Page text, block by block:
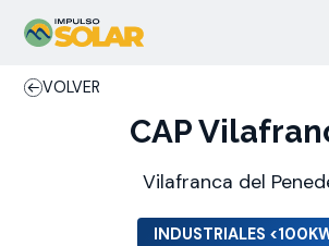
VOLVER
CAP
Vilafranca del
INDUSTRIALES